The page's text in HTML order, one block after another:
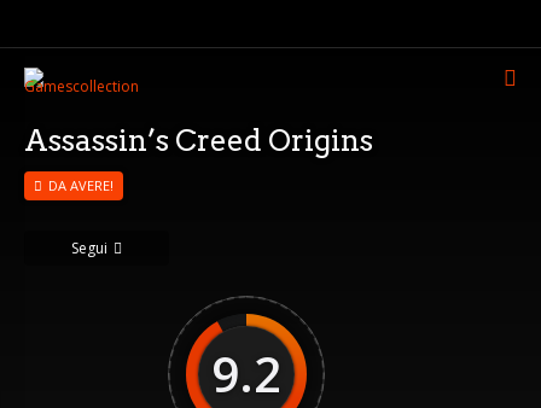
Assassin’s Creed Origins
DA AVERE!
Segui
9.2